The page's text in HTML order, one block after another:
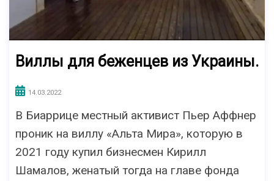
Виллы для беженцев из Украины.
14.03.2022
В Биаррице местный активист Пьер Аффнер
проник на виллу «Альта Мира», которую в
2021 году купил бизнесмен Кирилл
Шамалов, женатый тогда на главе фонда